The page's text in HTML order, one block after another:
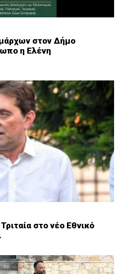
στον Δήμο
η Ελένη
στο νέο Εθνικό